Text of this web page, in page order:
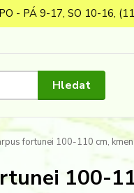
- PÁ 9-17, SO 10-16,
Hledat
fortunei 100-110 cm,
100-